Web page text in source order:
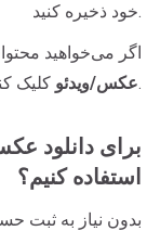
خود ذخیره کنید.
اگر می‌خواهید
عکس/ویدئوکلیک کنید.
استفاده کنیم؟
بدون نیاز به ثبت